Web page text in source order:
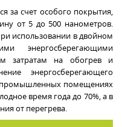
за счет особого покрытия,
от 5 до 500 нанометров.
использовании в двойном
энергосберегающими
затратам на обогрев и
энергосберегающего
промышленных помещениях
время года до 70%, а в
от перегрева.